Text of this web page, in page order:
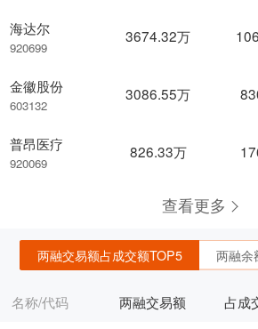
海达尔
920699
金徽股份
603132
普昂医疗
920069
3674.32万
3086.55万
826.33万
查看更多
两融交易额占成交额TOP5 两融余
名称/代码 两融交易额 占成